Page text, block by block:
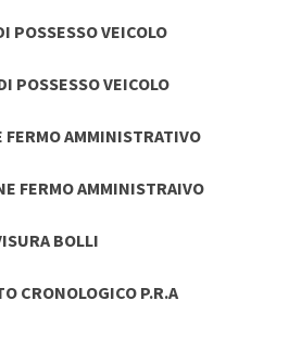
POSSESSO VEICOLO
POSSESSO VEICOLO
FERMO AMMINISTRATIVO
FERMO AMMINISTRAIVO
BOLLI
CRONOLOGICO P.R.A